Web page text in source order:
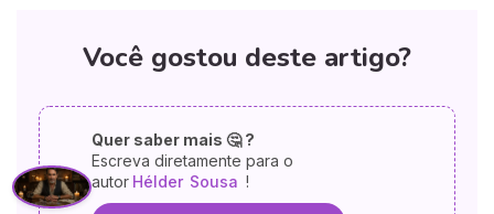
Você gostou deste artigo?
Quer saber mais 🤔 ?
Escreva diretamente para o
autor Hélder Sousa !